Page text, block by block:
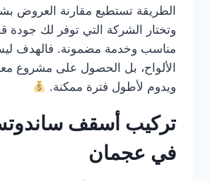
الطريقة تستطيع مقارنة العروض
وتختار الشركة التي توفر لك جودة
مناسب وخدمة مضمونة. فالهدف
الألواح، بل الحصول على مشروع
ويدوم لأطول فترة ممكنة.
تركيب أسقف
في عجمان